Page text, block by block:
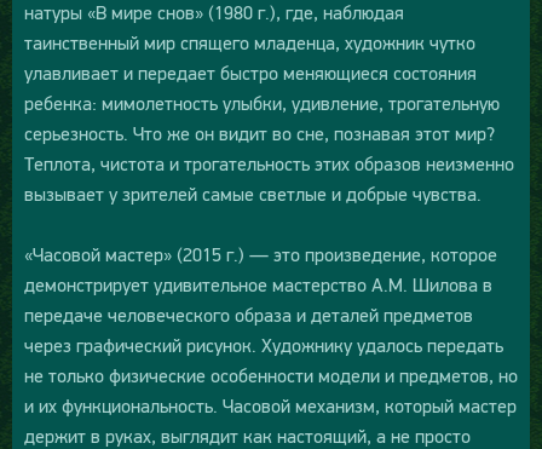
натуры «В мире снов» (1980 г.), где, наблюдая
таинственный мир спящего младенца, художник чутко
улавливает и передает быстро меняющиеся состояния
ребенка: мимолетность улыбки, удивление, трогательную
серьезность. Что же он видит во сне, познавая этот мир?
Теплота, чистота и трогательность этих образов неизменно
вызывает у зрителей самые светлые и добрые чувства.
«Часовой мастер» (2015 г.) — это произведение, которое
демонстрирует удивительное мастерство А.М. Шилова в
передаче человеческого образа и деталей предметов
через графический рисунок. Художнику удалось передать
не только физические особенности модели и предметов, но
и их функциональность. Часовой механизм, который мастер
держит в руках, выглядит как настоящий, а не просто